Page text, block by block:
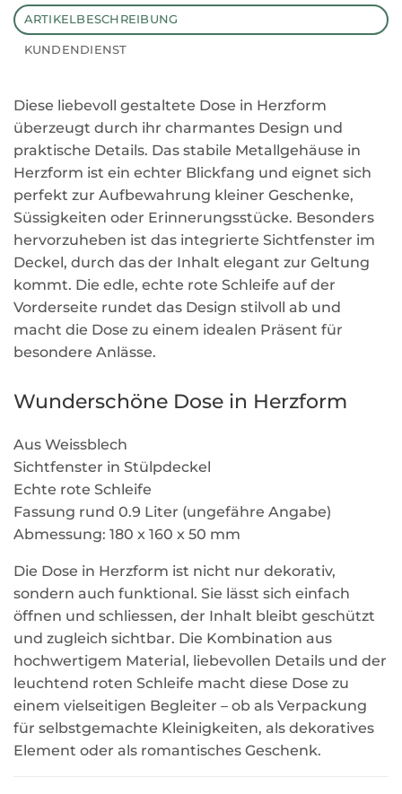
ARTIKELBESCHREIBUNG
KUNDENDIENST
Diese liebevoll gestaltete Dose in Herzform
überzeugt durch ihr charmantes Design und
praktische Details. Das stabile Metallgehäuse in
Herzform ist ein echter Blickfang und eignet sich
perfekt zur Aufbewahrung kleiner Geschenke,
Süssigkeiten oder Erinnerungsstücke. Besonders
hervorzuheben ist das integrierte Sichtfenster im
Deckel, durch das der Inhalt elegant zur Geltung
kommt. Die edle, echte rote Schleife auf der
Vorderseite rundet das Design stilvoll ab und
macht die Dose zu einem idealen Präsent für
besondere Anlässe.
Wunderschöne Dose in Herzform
Aus Weissblech
Sichtfenster in Stülpdeckel
Echte rote Schleife
Fassung rund 0.9 Liter (ungefähre Angabe)
Abmessung: 180 x 160 x 50 mm
Die Dose in Herzform ist nicht nur dekorativ,
sondern auch funktional. Sie lässt sich einfach
öffnen und schliessen, der Inhalt bleibt geschützt
und zugleich sichtbar. Die Kombination aus
hochwertigem Material, liebevollen Details und der
leuchtend roten Schleife macht diese Dose zu
einem vielseitigen Begleiter – ob als Verpackung
für selbstgemachte Kleinigkeiten, als dekoratives
Element oder als romantisches Geschenk.